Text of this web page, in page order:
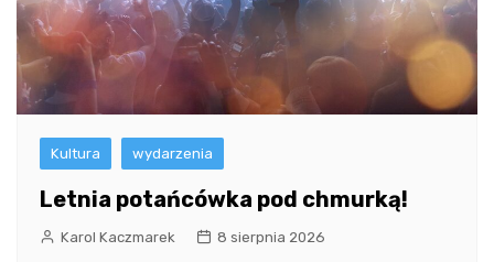
Kultura wydarzenia
Letnia potańcówka pod chmurką!
Karol Kaczmarek 8 sierpnia 2026